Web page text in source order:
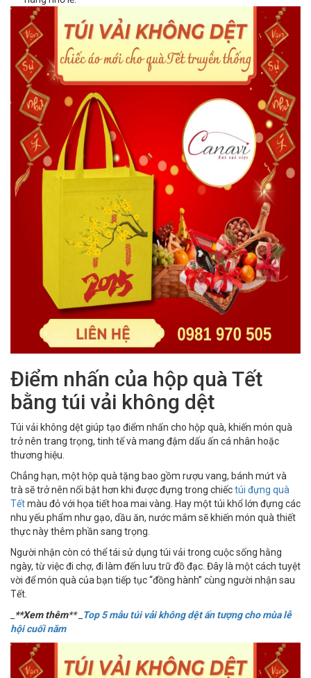
Điểm nhấn của hộp quà Tết
bằng túi vải không dệt
Túi vải không dệt giúp tạo điểm nhấn cho hộp quà, khiến món quà
trở nên trang trọng, tinh tế và mang đậm dấu ấn cá nhân hoặc
thương hiệu.
Chẳng hạn, một hộp quà tặng bao gồm rượu vang, bánh mứt và
trà sẽ trở nên nổi bật hơn khi được đựng trong chiếctúi đựng quà
Tếtmàu đỏ với họa tiết hoa mai vàng. Hay một túi khổ lớn đựng các
nhu yếu phẩm như gạo, dầu ăn, nước mắm sẽ khiến món quà thiết
thực này thêm phần sang trọng.
Người nhận còn có thể tái sử dụng túi vải trong cuộc sống hằng
ngày, từ việc đi chợ, đi làm đến lưu trữ đồ đạc. Đây là một cách tuyệt
vời để món quà của bạn tiếp tục “đồng hành” cùng người nhận sau
Tết.
**Xem thêm** _ Top 5 mẫu túi vải không dệt ấn tượng cho mùa lễ
hội cuối năm